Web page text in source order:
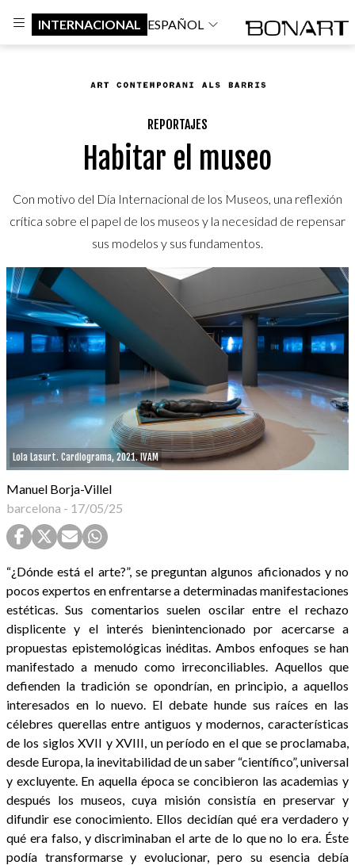
INTERNACIONAL ESPAÑOL
REPORTAJES
Habitar el museo
Con motivo del Día Internacional de los Museos, una reflexión
crítica sobre el papel de los museos y la necesidad de repensar
sus modelos y sus fundamentos.
Lola Lasurt. Cardiograma, 2021. IVAM
Manuel Borja-Villel
barcelona - 17/05/25
“¿Dónde está el arte?”, se preguntan algunos aficionados y no
pocos expertos en enfrentarse a determinadas manifestaciones
estéticas. Sus comentarios suelen oscilar entre el rechazo
displicente y el interés bienintencionado por acercarse a
propuestas epistemológicas inéditas. Ambos enfoques se han
manifestado a menudo como irreconciliables. Aquellos que
defienden la tradición se opondrían, en principio, a aquellos
interesados en lo nuevo. El debate hunde sus raíces en las
célebres querellas entre antiguos y modernos, características
de los siglos XVII y XVIII, un período en el que se proclamaba,
desde Europa, la inevitabilidad de un saber “científico”, universal
y excluyente. En aquella época se concibieron las academias y
después los museos, cuya misión consistía en preservar y
difundir ese conocimiento. Ellos decidían qué era verdadero y
qué era falso, y discriminaban el arte de lo que no lo era. Éste
podía transformarse y evolucionar, pero su esencia debía